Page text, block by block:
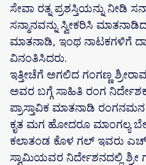
ಸೇವಾ ರತ್ನ ಪ್ರಶಸ್ತಿಯನ್ನು ನೀಡಿ
ಸನ್ಮಾನವನ್ನು ಸ್ವೀಕರಿಸಿ
ಮಾತನಾಡಿ, ಇಂಥ ನಾಟಕಗಳಿಗೆ
ವಿನಂತಿಸಿದರು.
ಇತ್ತೀಚೆಗೆ ಅಗಲಿದ ಗಂಗಣ್ಣ
ಅವರ ಬಗ್ಗೆ ಸಾಹಿತಿ ರಂಗ
ಪ್ರಾಸ್ತಾವಿಕ ಮಾತನಾಡಿ
ಕೃತ ಮಗ ಹೋದರೂ ಮಾಂಗಲ್ಯ
ಕಲಾತಂಡ ಕೊಳ ಗಲ್ ಇವರು
ಸ್ವಾಮಿಯವರ ನಿರ್ದೇಶನದಲ್ಲಿ ಶ್ರೀ